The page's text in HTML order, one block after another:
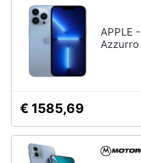
APPLE
€ 1585,69